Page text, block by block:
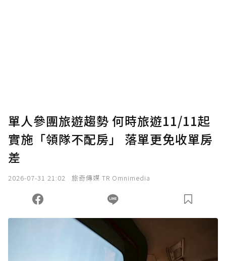
確認送出
您當前剩餘 U 利點數：0點；前往 購買點數
單人參團旅遊趨勢 何時旅遊11/11起
實施「領隊不配房」 落單更免收單房
差
2026-07-31 21:02 旅奇傳媒 TR Omnimedia